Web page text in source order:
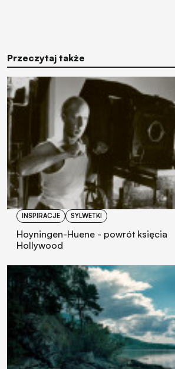
Przeczytaj także
INSPIRACJE SYLWETKI
Hoyningen-Huene - powrót księcia
Hollywood